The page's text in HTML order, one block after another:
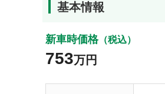
基本情報
新車時価格（税込）
753万円